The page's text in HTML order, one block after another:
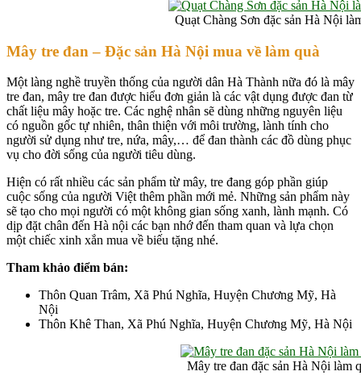
Quạt Chàng Sơn đặc sản Hà Nội
Mây tre đan – Đặc sản Hà Nội mua về làm quà
Một làng nghề truyền thống của người dân Hà Thành nữa đó là mây
tre đan, mây tre đan được hiểu đơn giản là các vật dụng được đan từ
chất liệu mây hoặc tre. Các nghệ nhân sẽ dùng những nguyên liệu
có nguồn gốc tự nhiên, thân thiện với môi trường, lành tính cho
người sử dụng như tre, nứa, mây,… để đan thành các đồ dùng phục
vụ cho đời sống của người tiêu dùng.
Hiện có rất nhiều các sản phẩm từ mây, tre đang góp phần giúp
cuộc sống của người Việt thêm phần mới mẻ. Những sản phẩm này
sẽ tạo cho mọi người có một không gian sống xanh, lành mạnh. Có
dịp đặt chân đến Hà nội các bạn nhớ đến tham quan và lựa chọn
một chiếc xinh xắn mua về biếu tặng nhé.
Tham khảo điểm bán:
Thôn Quan Trâm, Xã Phú Nghĩa, Huyện Chương Mỹ, Hà
Nội
Thôn Khê Than, Xã Phú Nghĩa, Huyện Chương Mỹ, Hà Nội
Mây tre đan đặc sản Hà Nội làm